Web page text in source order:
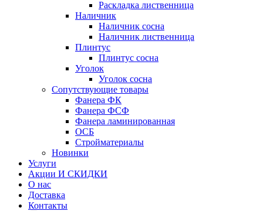
Раскладка лиственница
Наличник
Наличник сосна
Наличник лиственница
Плинтус
Плинтус сосна
Уголок
Уголок сосна
Сопутствующие товары
Фанера ФК
Фанера ФСФ
Фанера ламинированная
ОСБ
Стройматериалы
Новинки
Услуги
Акции И СКИДКИ
О нас
Доставка
Контакты